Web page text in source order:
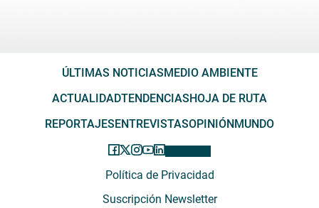
ÚLTIMAS NOTICIASMEDIO AMBIENTE
ACTUALIDADTENDENCIASHOJA DE RUTA
REPORTAJESENTREVISTASOPINIÓNMUNDO
Política de Privacidad
Suscripción Newsletter